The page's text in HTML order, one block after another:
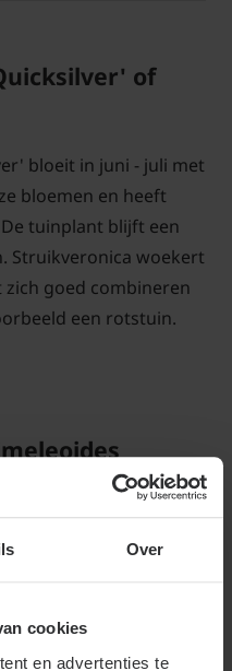
Over
cookies
en advertenties te
of
bloeit in juni - juli met
bloemen en heeft
tuinplant blijft een
Struikveronica woekert
goed combineren
een rotstuin.
op een beschut